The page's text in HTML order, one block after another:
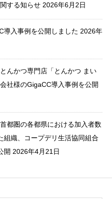
する知らせ 2026年6月2日
導入事例を公開しました 2026年
んかつ専門店「とんかつ まい
社様のGigaCC導入事例を公開
都圏の各都県における加入者数
組織、コープデリ生活協同組合
開 2026年4月21日